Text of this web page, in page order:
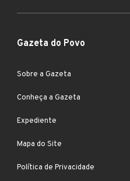
Gazeta do Povo
Sobre a Gazeta
Conheça a Gazeta
Expediente
Mapa do Site
Política de Privacidade